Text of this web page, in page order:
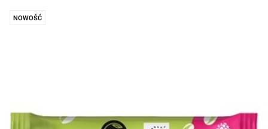
NOWOŚĆ